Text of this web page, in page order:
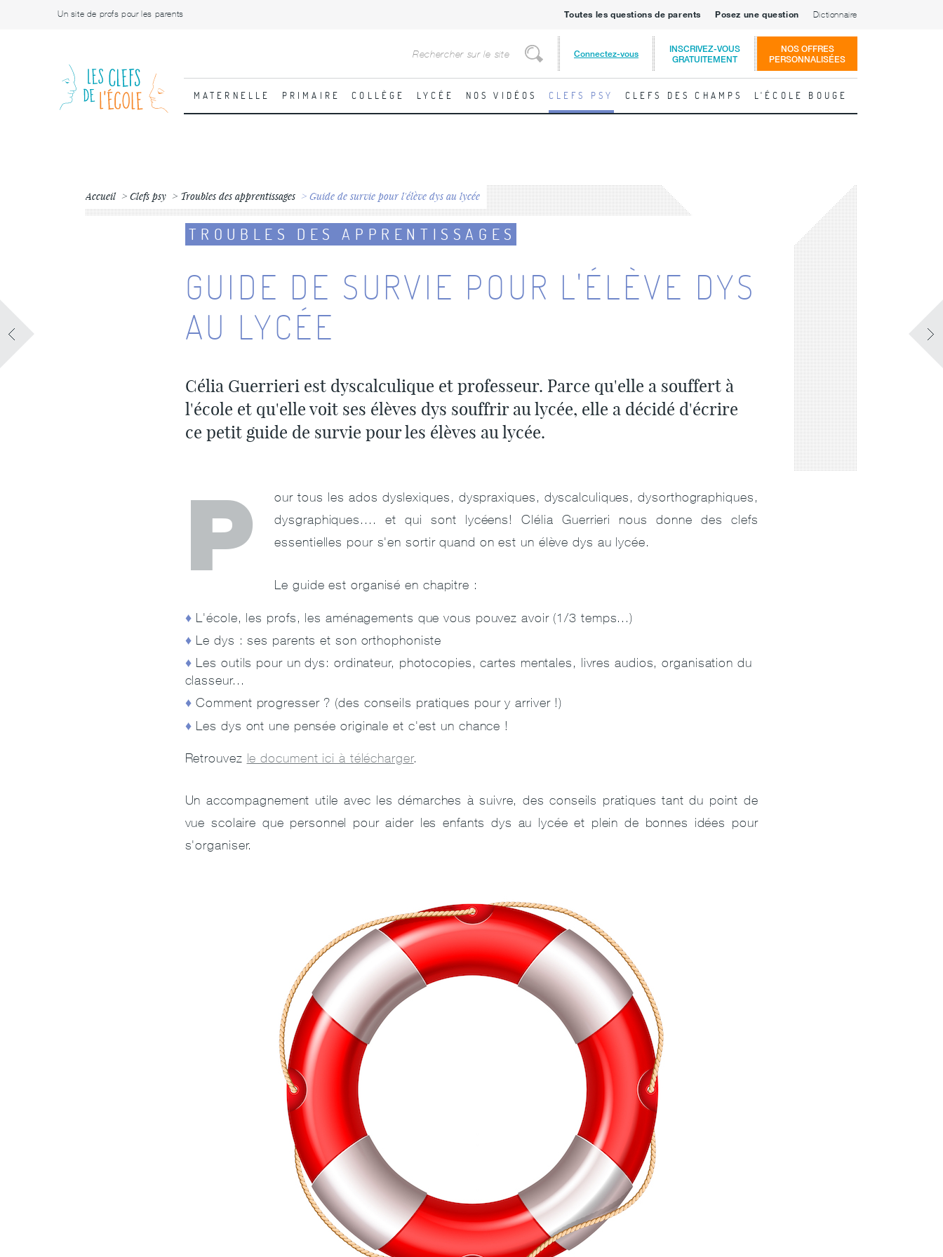
Un site de profs pour les parents Toutes les questions de parents Posez une question Dictionnaire
Rechercher
Connectez-vous
INSCRIVEZ-VOUS
GRATUITEMENT
NOS OFFRES
PERSONNALISÉES
MATERNELLE PRIMAIRE COLLÈGE LYCÉE NOS VIDÉOS CLEFS PSY CLEFS DES CHAMPS L'ÉCOLE BOUGE
Accueil Clefs psy Troubles des apprentissages Guide de survie pour l'élève dys au lycée
TROUBLES DES APPRENTISSAGES
GUIDE DE SURVIE POUR L'ÉLÈVE DYS
AU LYCÉE
Célia Guerrieri est dyscalculique et professeur. Parce qu'elle a souffert à
l'école et qu'elle voit ses élèves dys souffrir au lycée, elle a décidé d'écrire
ce petit guide de survie pour les élèves au lycée.
P
our tous les ados dyslexiques, dyspraxiques, dyscalculiques, dysorthographiques,
dysgraphiques.... et qui sont lycéens! Clélia Guerrieri nous donne des clefs
essentielles pour s'en sortir quand on est un élève dys au lycée.
Le guide est organisé en chapitre :
L'école, les profs, les aménagements que vous pouvez avoir (1/3 temps...)
Le dys : ses parents et son orthophoniste
Les outils pour un dys: ordinateur, photocopies, cartes mentales, livres audios, organisation du
classeur...
Comment progresser ? (des conseils pratiques pour y arriver !)
Les dys ont une pensée originale et c'est un chance !
Retrouvez le document ici à télécharger.
Un accompagnement utile avec les démarches à suivre, des conseils pratiques tant du point de
vue scolaire que personnel pour aider les enfants dys au lycée et plein de bonnes idées pour
s'organiser.